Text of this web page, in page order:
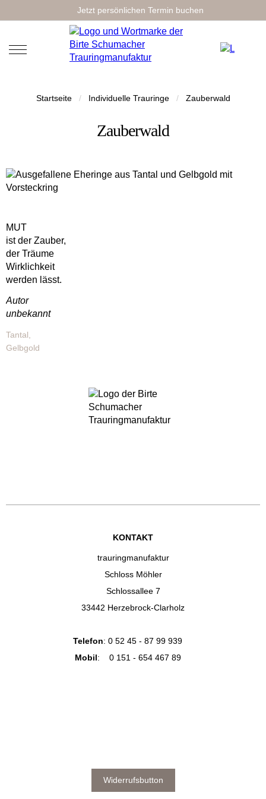
Jetzt persönlichen Termin buchen
Startseite / Individuelle Trauringe / Zauberwald
Zauberwald
MUT
ist der Zauber,
der Träume
Wirklichkeit
werden lässt.
Autor
unbekannt
Tantal,
Gelbgold
KONTAKT
trauringmanufaktur
Schloss Möhler
Schlossallee 7
33442 Herzebrock-Clarholz
Telefon: 0 52 45 - 87 99 939
Mobil: 0 151 - 654 467 89
Widerrufsbutton